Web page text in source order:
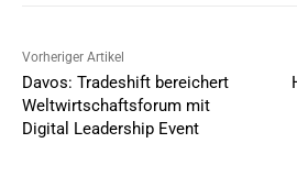
Vorheriger Artikel
Davos: Tradeshift bereichert
Weltwirtschaftsforum mit
Digital Leadership Event